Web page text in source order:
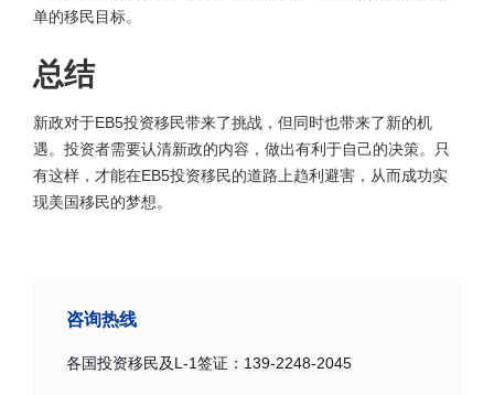
单的移民目标。
总结
新政对于EB5投资移民带来了挑战，但同时也带来了新的机
遇。投资者需要认清新政的内容，做出有利于自己的决策。只
有这样，才能在EB5投资移民的道路上趋利避害，从而成功实
现美国移民的梦想。
咨询热线
各国投资移民及L-1签证：139-2248-2045